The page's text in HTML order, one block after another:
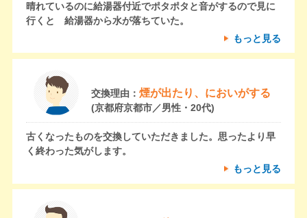
晴れているのに給湯器付近でポタポタと音がするので見に
行くと 給湯器から水が落ちていた。
もっと見る
交換理由： 煙が出たり、においがする
(京都府京都市／男性・20代)
古くなったものを交換していただきました。思ったより早
く終わった気がします。
もっと見る